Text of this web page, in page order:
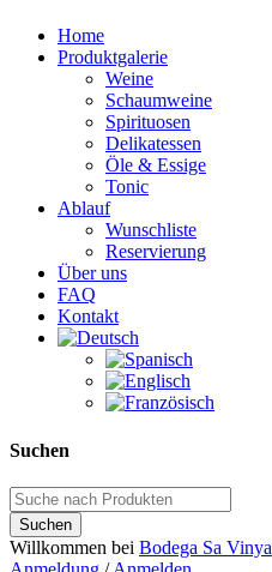
Home
Produktgalerie
Weine
Schaumweine
Spirituosen
Delikatessen
Öle & Essige
Tonic
Ablauf
Wunschliste
Reservierung
Über uns
FAQ
Kontakt
Suchen
Willkommen bei Bodega Sa Vinya